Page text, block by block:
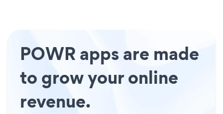
POWR apps are made
to grow your online
revenue.